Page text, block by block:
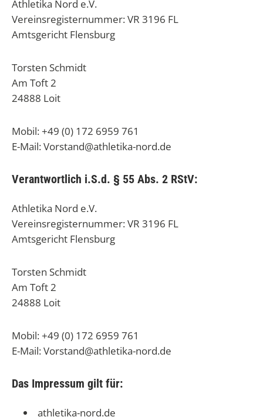
Athletika Nord e.V.
Vereinsregisternummer: VR 3196 FL
Amtsgericht Flensburg
Torsten Schmidt
Am Toft 2
24888 Loit
Mobil: +49 (0) 172 6959 761
E-Mail: Vorstand@athletika-nord.de
Verantwortlich i.S.d. § 55 Abs. 2 RStV:
Athletika Nord e.V.
Vereinsregisternummer: VR 3196 FL
Amtsgericht Flensburg
Torsten Schmidt
Am Toft 2
24888 Loit
Mobil: +49 (0) 172 6959 761
E-Mail: Vorstand@athletika-nord.de
Das Impressum gilt für:
athletika-nord.de